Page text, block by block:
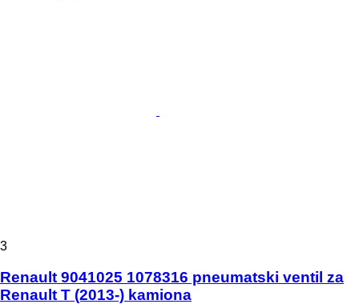
3
Renault 9041025 1078316 pneumatski ventil za
Renault T (2013-) kamiona